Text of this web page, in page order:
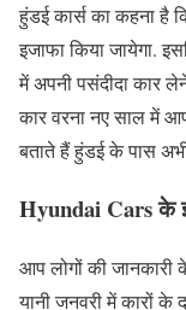
हुंडई कार्स का कहना है
इजाफा किया जायेगा.
में अपनी पसंदीदा कार
कार वरना नए साल में
बताते हैं हुंडई के पास
Hyundai Cars के
आप लोगों की
यानी जनवरी में कारों के